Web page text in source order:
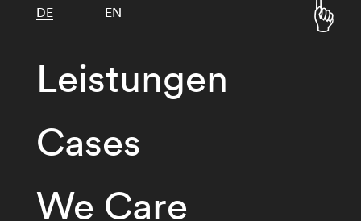
Leistungen
Cases
We Care
DE EN